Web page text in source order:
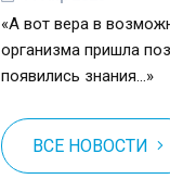
«А вот вера в
организма пришла
появились знания…»
ВСЕ НОВОСТИ